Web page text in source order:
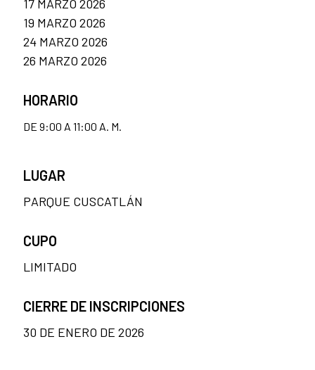
17 MARZO 2026
19 MARZO 2026
24 MARZO 2026
26 MARZO 2026
HORARIO
DE 9:00 A 11:00 A. M.
LUGAR
PARQUE CUSCATLÁN
CUPO
LIMITADO
CIERRE DE INSCRIPCIONES
30 DE ENERO DE 2026